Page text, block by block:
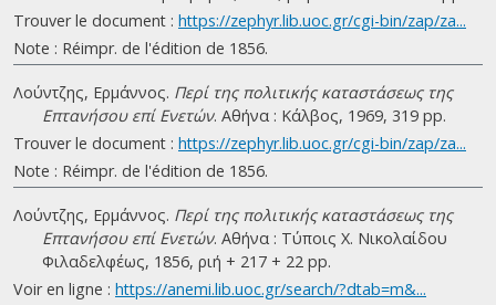
Trouver le document : https://zephyr.lib.uoc.gr/cgi-bin/zap/za...
Note : Réimpr. de l'édition de 1856.
Λούντζης, Ερμάννος. Περί της πολιτικής καταστάσεως της
Επτανήσου επί Ενετών. Αθήνα : Κάλβος, 1969, 319 pp.
Trouver le document : https://zephyr.lib.uoc.gr/cgi-bin/zap/za...
Note : Réimpr. de l'édition de 1856.
Λούντζης, Ερμάννος. Περί της πολιτικής καταστάσεως της
Επτανήσου επί Ενετών. Αθήνα : Τύποις Χ. Νικολαίδου
Φιλαδελφέως, 1856, ριή + 217 + 22 pp.
Voir en ligne : https://anemi.lib.uoc.gr/search/?dtab=m&...